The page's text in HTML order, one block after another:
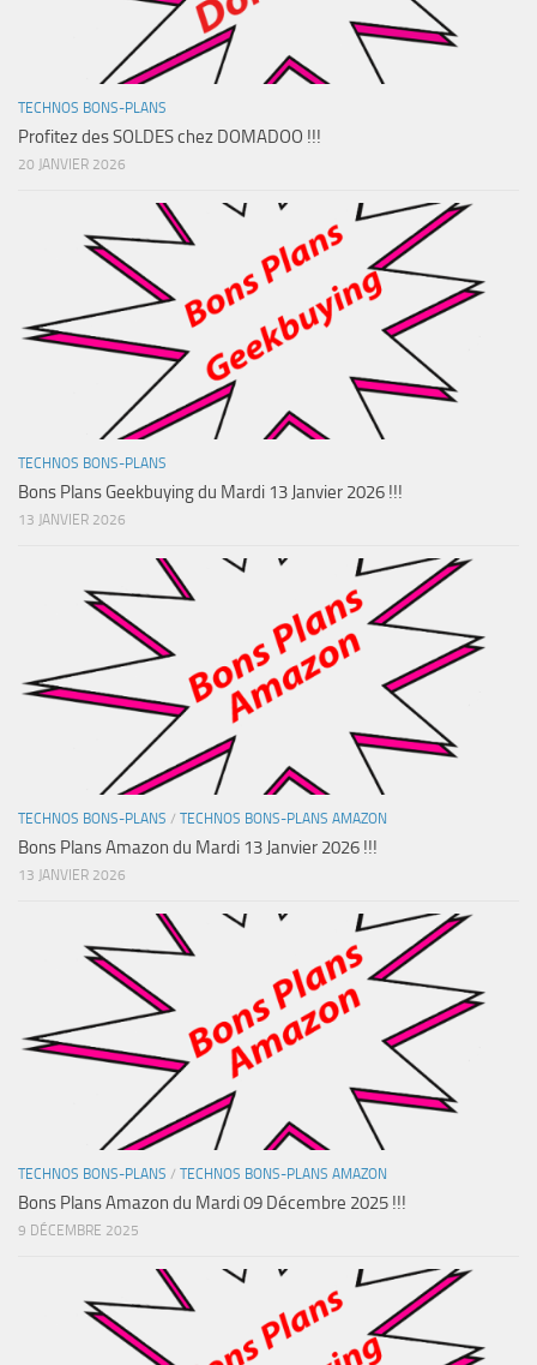
TECHNOS BONS-PLANS
Profitez des SOLDES chez DOMADOO !!!
20 JANVIER 2026
TECHNOS BONS-PLANS
Bons Plans Geekbuying du Mardi 13 Janvier 2026 !!!
13 JANVIER 2026
TECHNOS BONS-PLANS / TECHNOS BONS-PLANS AMAZON
Bons Plans Amazon du Mardi 13 Janvier 2026 !!!
13 JANVIER 2026
TECHNOS BONS-PLANS / TECHNOS BONS-PLANS AMAZON
Bons Plans Amazon du Mardi 09 Décembre 2025 !!!
9 DÉCEMBRE 2025